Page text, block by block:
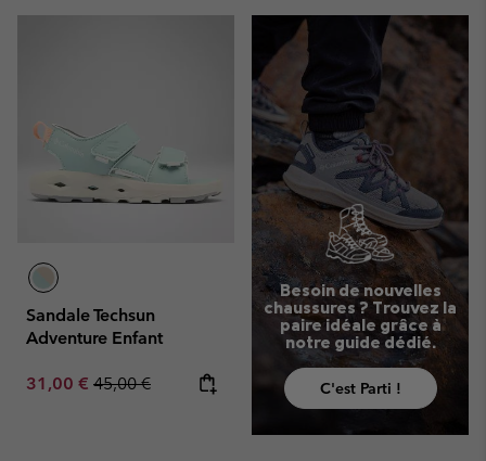
Sandale Techsun
Adventure Enfant
Sale price:
31,00 € Regular price:
45,00 €
Besoin de nouvelles
chaussures ? Trouvez la
paire idéale grâce à
notre guide dédié.
C'est Parti !